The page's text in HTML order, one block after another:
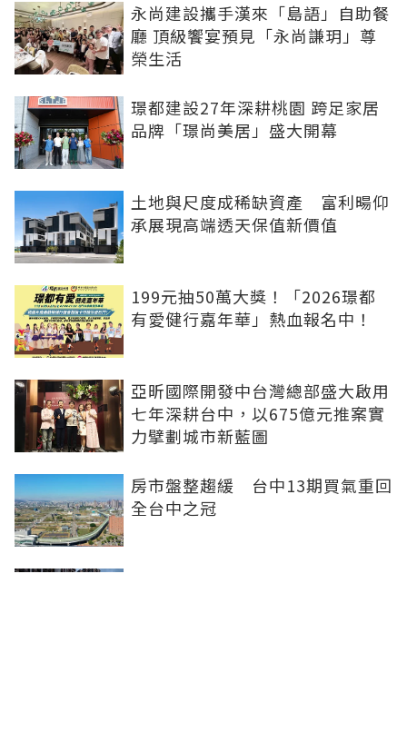
永尚建設攜手漢來「島語」自助餐
廳 頂級饗宴預見「永尚謙玥」尊
榮生活
璟都建設27年深耕桃園 跨足家居
品牌「璟尚美居」盛大開幕
土地與尺度成稀缺資產 富利暘仰
承展現高端透天保值新價值
199元抽50萬大獎！「2026璟都
有愛健行嘉年華」熱血報名中！
亞昕國際開發中台灣總部盛大啟用
七年深耕台中，以675億元推案實
力擘劃城市新藍圖
房市盤整趨緩 台中13期買氣重回
全台中之冠